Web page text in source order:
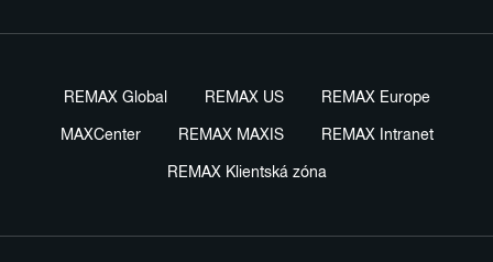
REMAX Global REMAX US REMAX Europe
MAXCenter REMAX MAXIS REMAX Intranet
REMAX Klientská zóna